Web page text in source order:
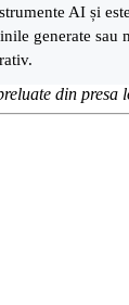
AI și
generate sau
din presa